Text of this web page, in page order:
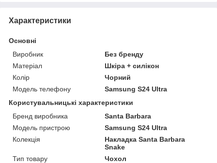
Характеристики
Основні
Виробник
Без бренду
Матеріал
Шкіра + силікон
Колір
Чорний
Модель телефону
Samsung S24 Ultra
Користувальницькі характеристики
Бренд виробника
Santa Barbara
Модель пристрою
Samsung S24 Ultra
Колекція
Накладка Santa Barbara
Snake
Тип товару
Чохол